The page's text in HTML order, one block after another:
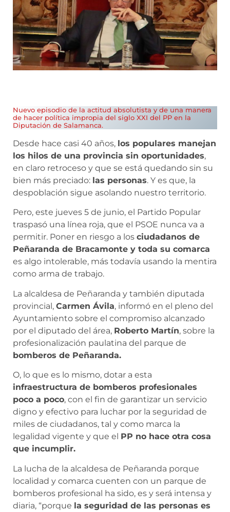
Nuevo episodio de la actitud absolutista y de una manera
de hacer política impropia del siglo XXI del PP en la
Diputación de Salamanca.
Desde hace casi 40 años, los populares manejan
los hilos de una provincia sin oportunidades,
en claro retroceso y que se está quedando sin su
bien más preciado: las personas. Y es que, la
despoblación sigue asolando nuestro territorio.
Pero, este jueves 5 de junio, el Partido Popular
traspasó una línea roja, que el PSOE nunca va a
permitir. Poner en riesgo a los ciudadanos de
Peñaranda de Bracamonte y toda su comarca
es algo intolerable, más todavía usando la mentira
como arma de trabajo.
La alcaldesa de Peñaranda y también diputada
provincial, Carmen Ávila, informó en el pleno del
Ayuntamiento sobre el compromiso alcanzado
por el diputado del área, Roberto Martín, sobre la
profesionalización paulatina del parque de
bomberos de Peñaranda.
O, lo que es lo mismo, dotar a esta
infraestructura de bomberos profesionales
poco a poco, con el fin de garantizar un servicio
digno y efectivo para luchar por la seguridad de
miles de ciudadanos, tal y como marca la
legalidad vigente y que el PP no hace otra cosa
que incumplir.
La lucha de la alcaldesa de Peñaranda porque
localidad y comarca cuenten con un parque de
bomberos profesional ha sido, es y será intensa y
diaria, “porque la seguridad de las personas es